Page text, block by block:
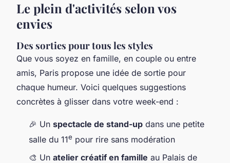
Le plein d'activités selon vos
envies
Des sorties pour tous les styles
Que vous soyez en famille, en couple ou entre
amis, Paris propose une idée de sortie pour
chaque humeur. Voici quelques suggestions
concrètes à glisser dans votre week-end :
🎉 Un spectacle de stand-up dans une petite
salle du 11e pour rire sans modération
🎨 Un atelier créatif en famille au Palais de